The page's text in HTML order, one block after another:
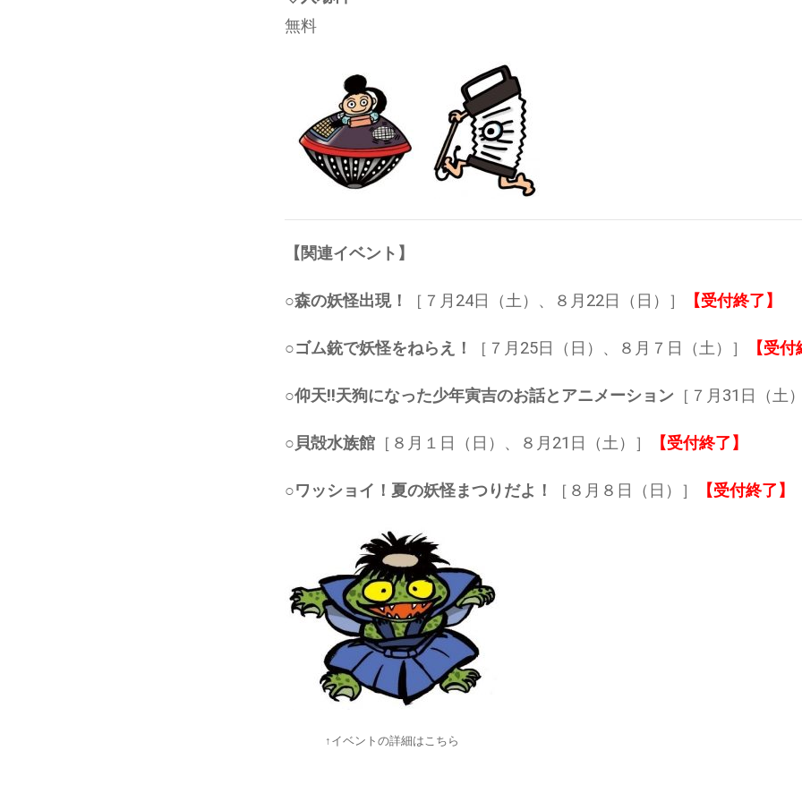
無料
【関連イベント】
○森の妖怪出現！ ［７月24日（土）、８月22日（日）］ 【受付終了】
○ゴム銃で妖怪をねらえ！ ［７月25日（日）、８月７日（土）］ 【受
○仰天!!天狗になった少年寅吉のお話とアニメーション ［７月31日（土
○貝殻水族館 ［８月１日（日）、８月21日（土）］ 【受付終了】
○ワッショイ！夏の妖怪まつりだよ！ ［８月８日（日）］ 【受付終了】
↑イベントの詳細はこちら